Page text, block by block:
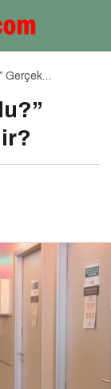
Gerçek
Duygusal